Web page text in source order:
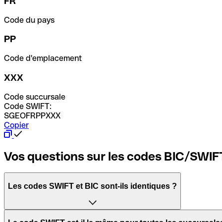
Code du pays
PP
Code d'emplacement
XXX
Code succursale
Code SWIFT:
SGEOFRPPXXX
Copier
Vos questions sur les codes BIC/
Les codes SWIFT et BIC sont-ils identiques ?